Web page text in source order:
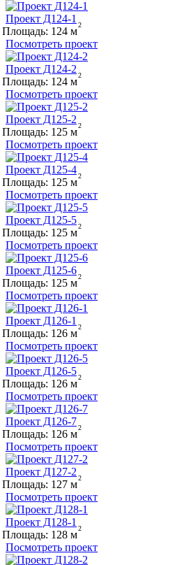
Проект Д124-1
Площадь: 124
Посмотреть проект
Проект Д124-2
Площадь: 124
Посмотреть проект
Проект Д125-2
Площадь: 125
Посмотреть проект
Проект Д125-4
Площадь: 125
Посмотреть проект
Проект Д125-5
Площадь: 125
Посмотреть проект
Проект Д125-6
Площадь: 125
Посмотреть проект
Проект Д126-1
Площадь: 126
Посмотреть проект
Проект Д126-5
Площадь: 126
Посмотреть проект
Проект Д126-7
Площадь: 126
Посмотреть проект
Проект Д127-2
Площадь: 127
Посмотреть проект
Проект Д128-1
Площадь: 128
Посмотреть проект